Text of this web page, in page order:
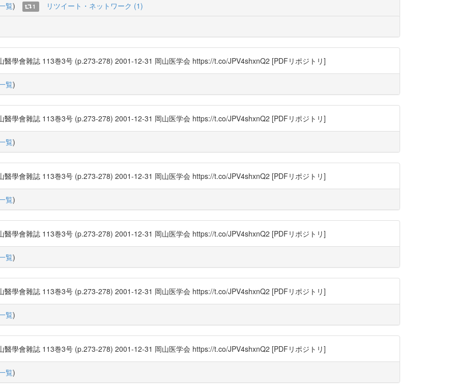
覧) 1 リツイート・ネットワーク (1)
醫學會雜誌 113巻3号 (p.273-278) 2001-12-31 岡山医学会 https://t.co/JPV4shxnQ2 [PDFリポジトリ]
覧)
醫學會雜誌 113巻3号 (p.273-278) 2001-12-31 岡山医学会 https://t.co/JPV4shxnQ2 [PDFリポジトリ]
覧)
醫學會雜誌 113巻3号 (p.273-278) 2001-12-31 岡山医学会 https://t.co/JPV4shxnQ2 [PDFリポジトリ]
覧)
醫學會雜誌 113巻3号 (p.273-278) 2001-12-31 岡山医学会 https://t.co/JPV4shxnQ2 [PDFリポジトリ]
覧)
醫學會雜誌 113巻3号 (p.273-278) 2001-12-31 岡山医学会 https://t.co/JPV4shxnQ2 [PDFリポジトリ]
覧)
醫學會雜誌 113巻3号 (p.273-278) 2001-12-31 岡山医学会 https://t.co/JPV4shxnQ2 [PDFリポジトリ]
覧)